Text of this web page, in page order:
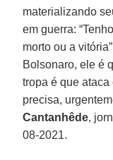
materializando
em guerra:
morto ou a
Bolsonaro, ele é
tropa é que
precisa,
Cantanhêde,
08-2021.